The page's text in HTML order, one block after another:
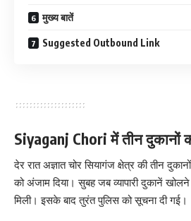
मुख्य बातें
Suggested Outbound Link
Siyaganj Chori में तीन दुकानों
देर रात अज्ञात चोर सियागंज क्षेत्र की तीन
को अंजाम दिया। सुबह जब व्यापारी दुकानें
मिली। इसके बाद तुरंत पुलिस को सूचना दी गई।